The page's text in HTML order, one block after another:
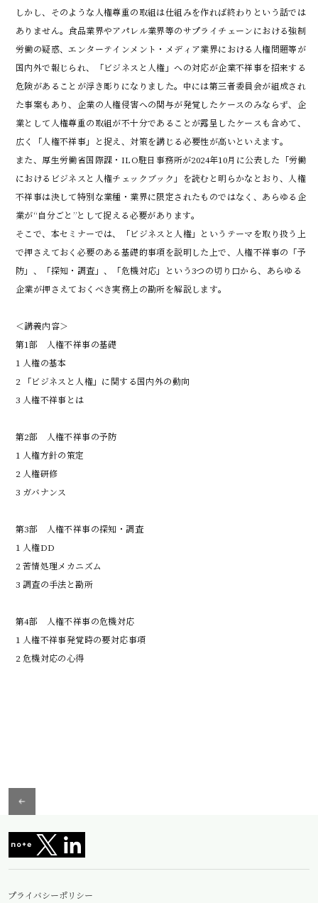
しかし、そのような人権尊重の取組は仕組みを作れば終わりという話では
ありません。食品業界やアパレル業界等のサプライチェーンにおける強制
労働の疑惑、エンターテインメント・メディア業界における人権問題等が
国内外で報じられ、「ビジネスと人権」への対応が企業不祥事を招来する
危険があることが浮き彫りになりました。中には第三者委員会が組成され
た事案もあり、企業の人権侵害への関与が発覚したケースのみならず、企
業として人権尊重の取組が不十分であることが露呈したケースも含めて、
広く「人権不祥事」と捉え、対策を講じる必要性が高いといえます。
また、厚生労働省国際課・ILO駐日事務所が2024年10月に公表した「労働
におけるビジネスと人権チェックブック」を読むと明らかなとおり、人権
不祥事は決して特別な業種・業界に限定されたものではなく、あらゆる企
業が“自分ごと”として捉える必要があります。
そこで、本セミナーでは、「ビジネスと人権」というテーマを取り扱う上
で押さえておく必要のある基礎的事項を説明した上で、人権不祥事の「予
防」、「探知・調査」、「危機対応」という3つの切り口から、あらゆる
企業が押さえておくべき実務上の勘所を解説します。
＜講義内容＞
第1部　人権不祥事の基礎
1 人権の基本
2 「ビジネスと人権」に関する国内外の動向
3 人権不祥事とは
第2部　人権不祥事の予防
1 人権方針の策定
2 人権研修
3 ガバナンス
第3部　人権不祥事の探知・調査
1 人権DD
2 苦情処理メカニズム
3 調査の手法と勘所
第4部　人権不祥事の危機対応
1 人権不祥事発覚時の要対応事項
プライバシーポリシー